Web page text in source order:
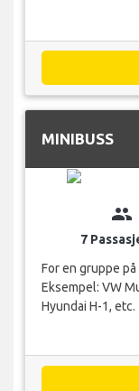
MINIBUSS
group
7
For en gruppe
Eksempel: VW
Hyundai H-1, etc.